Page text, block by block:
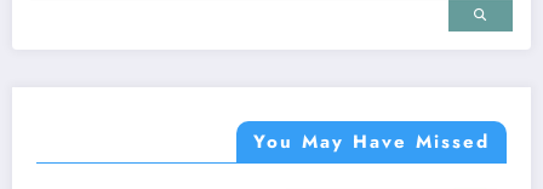
You May Have Missed